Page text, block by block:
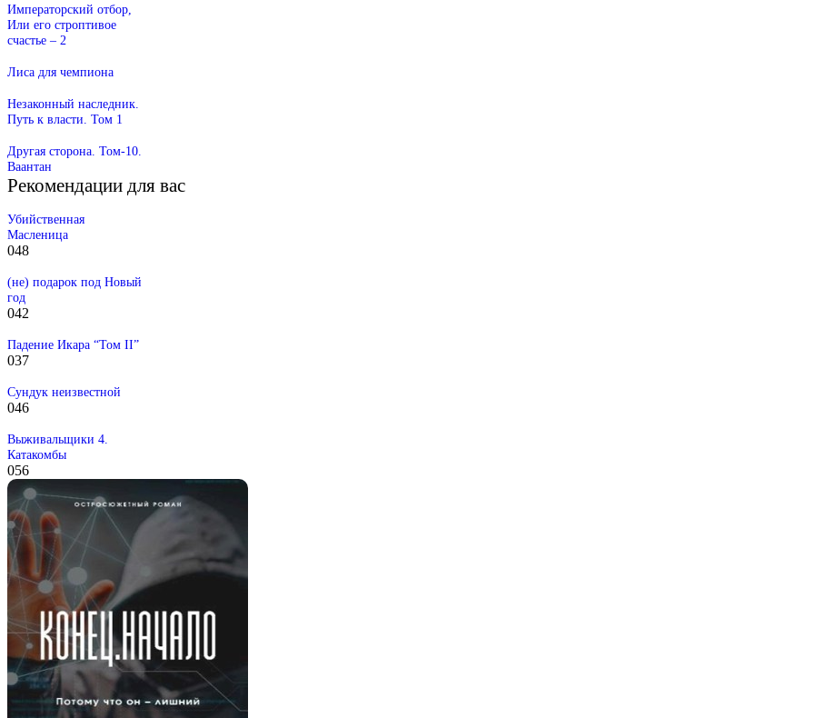
Императорский отбор,
Или его строптивое
счастье – 2
Лиса для чемпиона
Незаконный наследник.
Путь к власти. Том 1
Другая сторона. Том-10.
Ваантан
Рекомендации для вас
Убийственная
Масленица
048
(не) подарок под Новый
год
042
Падение Икара “Том II”
037
Сундук неизвестной
046
Выживальщики 4.
Катакомбы
056